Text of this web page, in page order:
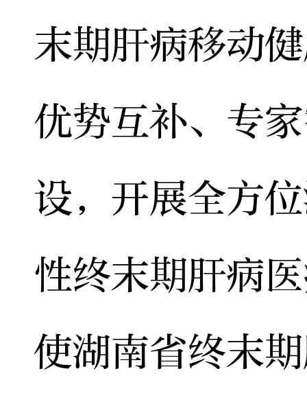
末期肝病移动
优势互补、专
设，开展全方
性终末期肝病
使湖南省终末